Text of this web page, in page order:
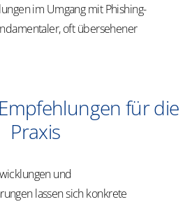
im Umgang mit Phishing-
oft übersehener
für die
Praxis
und
lassen sich konkrete